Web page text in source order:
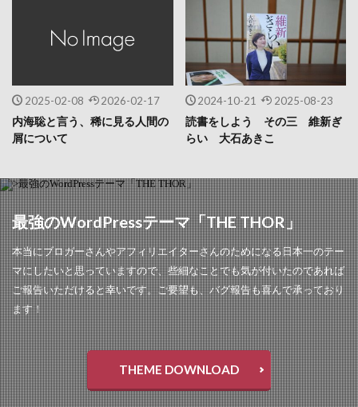
2025-02-08 2026-02-17
内海聡と言う、稀に見る人間の
屑について
2024-10-21 2025-08-23
読書をしよう その三 維新ぎ
らい 大石あきこ
最強のWordPressテーマ「THE THOR」
本当にブロガーさんやアフィリエイターさんのためになる日本一のテー
マにしたいと思っていますので、些細なことでも気が付いたのであれば
ご報告いただけると幸いです。ご要望も、バグ報告も喜んで承っており
ます！
THEME DOWNLOAD